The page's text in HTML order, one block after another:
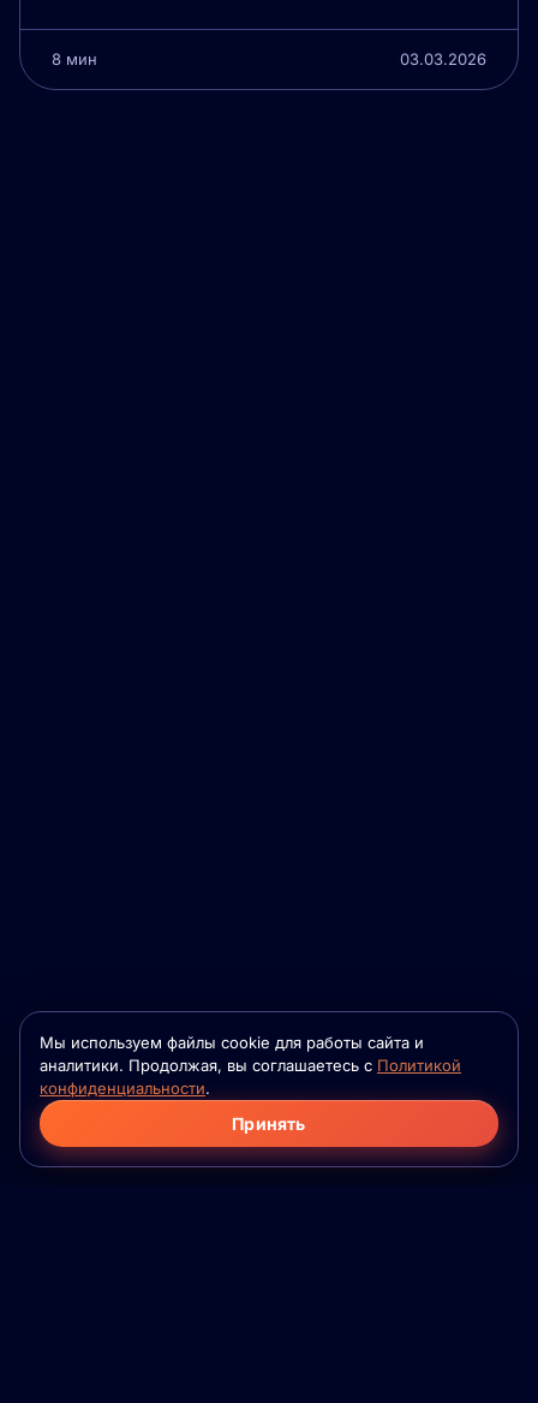
8 мин 03.03.2026
Мы используем файлы cookie для работы сайта и
аналитики. Продолжая, вы соглашаетесь с Политикой
конфиденциальности.
Принять